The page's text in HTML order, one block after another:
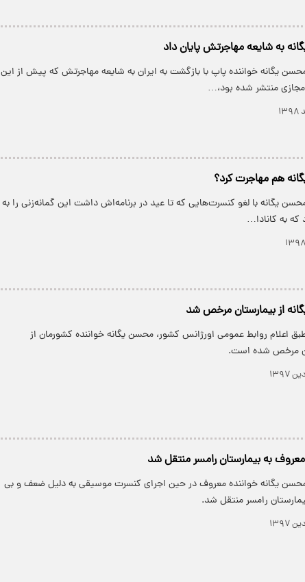
به شایعه مهاجرتش پایان داد
یگانه خواننده پاپ با بازگشت به ایران به شایعه مهاجرتش که پیش از این
منتشر شده بود،…
هم مهاجرت کرد؟
یگانه با لغو کنسرت‌هایی که تا عید در برنامه‌اش داشت این گمانه‌زنی را به
که به کانادا…
از بیمارستان مرخص شد
اعلام روابط عمومی اورژانس کشور، محسن یگانه خواننده کشورمان از
مرخص شده است.
به بیمارستان رامسر منتقل شد
محسن یگانه خواننده معروف در حین اجرای کنسرت موسیقی به دلیل ضعف و بی
رامسر منتقل شد.